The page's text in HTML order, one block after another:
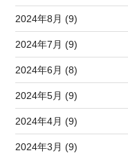
2024年8月 (9)
2024年7月 (9)
2024年6月 (8)
2024年5月 (9)
2024年4月 (9)
2024年3月 (9)